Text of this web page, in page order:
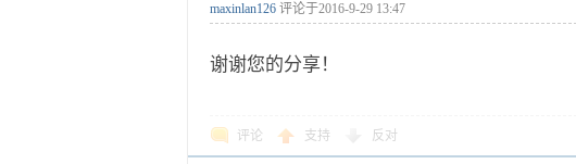
maxinlan126 评论于2016-9-29 13:47
谢谢您的分享！
评论 支持 反对